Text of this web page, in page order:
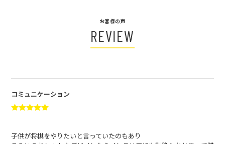
お客様の声
REVIEW
コミュニケーション
子供が将棋をやりたいと言っていたのもあり